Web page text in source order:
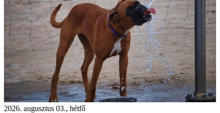
2026. augusztus 03., hétfő